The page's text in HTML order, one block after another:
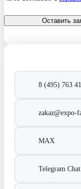
Оставить
8 (495) 763
zakaz@expo-
MAX
Telegram Chat